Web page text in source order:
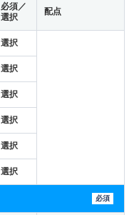
必須／
選択
配点
選択
選択
選択
選択
選択
選択
必須